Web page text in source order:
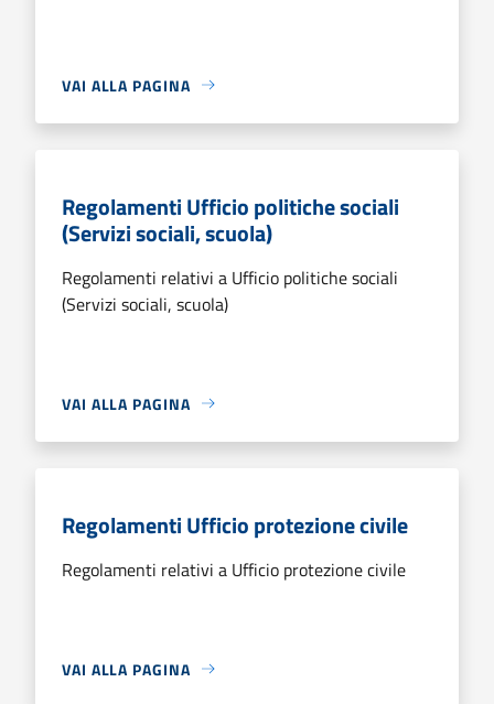
VAI ALLA PAGINA
Regolamenti Ufficio politiche sociali
(Servizi sociali, scuola)
Regolamenti relativi a Ufficio politiche sociali
(Servizi sociali, scuola)
VAI ALLA PAGINA
Regolamenti Ufficio protezione civile
Regolamenti relativi a Ufficio protezione civile
VAI ALLA PAGINA